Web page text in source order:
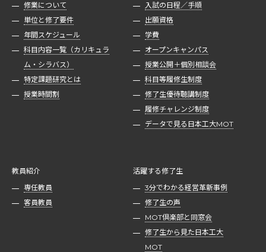
修業について
単位と修了要件
年間スケジュール
科目内容一覧（カリキュラ
ム・シラバス）
特定課題研究とは
授業時間割
入試の日程／手順
出願資格
学費
オープンキャンパス
授業公開＋個別相談会
科目等履修生制度
修了生優待聴講制度
履修チャレンジ制度
データで見る日本工大MOT
教員紹介
専任教員
客員教員
活躍する修了生
3分でわかる経営革新事例
修了生の声
MOT倶楽部と同窓会
修了生から見た日本工大
MOT